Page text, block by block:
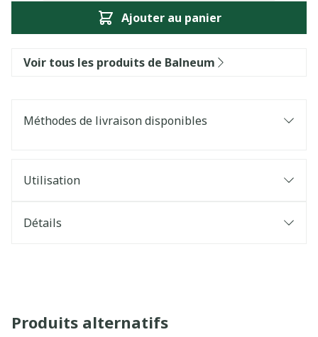
Ajouter au panier
Voir tous les produits de Balneum
Méthodes de livraison disponibles
Utilisation
Détails
Produits alternatifs